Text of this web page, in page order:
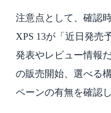
注意点として、確認
XPS 13が「近日発売
発表やレビュー情報
の販売開始、選べる
ペーンの有無を確認